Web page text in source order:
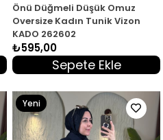
Önü Düğmeli Düşük Omuz
Oversize Kadın Tunik Vizon
KADO 262602
₺595,00
Sepete Ekle
Yeni
Ürün